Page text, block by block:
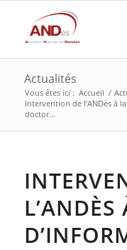
Actualités
Vous êtes ici : Accueil /
Intervention de l’ANDès à
doctor...
L’ANDÈS